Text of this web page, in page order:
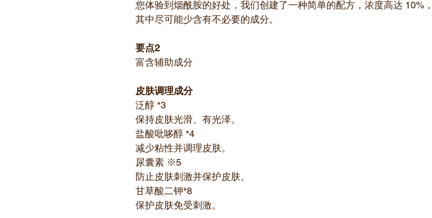
您体验到烟酰胺的好处，我们创建了一种简单的配方，浓度高达 10%，
其中尽可能少含有不必要的成分。
要点2
富含辅助成分
皮肤调理成分
泛醇 *3
保持皮肤光滑、有光泽。
盐酸吡哆醇 *4
减少粘性并调理皮肤。
尿囊素 ※5
防止皮肤刺激并保护皮肤。
甘草酸二钾*8
保护皮肤免受刺激。